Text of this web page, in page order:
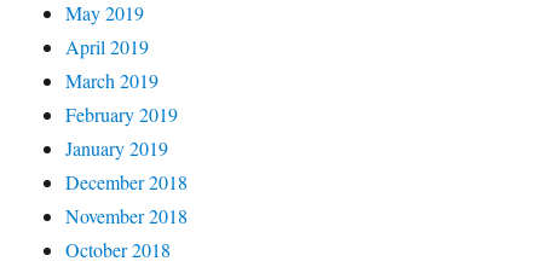
May 2019
April 2019
March 2019
February 2019
January 2019
December 2018
November 2018
October 2018